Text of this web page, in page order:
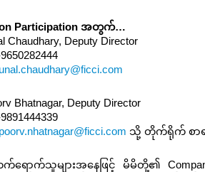
Participation အတွက်…
Chaudhary, Deputy Director
Bhatnagar, Deputy Director
သို့ တိုက်ရိုက် စာရ
က်ရောက်သူများအနေဖြင့် မိမိတို့၏